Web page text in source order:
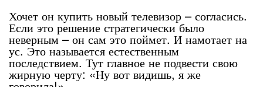
Хочет он купить новый телевизор – согласись.
Если это решение стратегически было
неверным – он сам это поймет. И намотает на
ус. Это называется естественным
последствием. Тут главное не подвести свою
жирную черту: «Ну вот видишь, я же